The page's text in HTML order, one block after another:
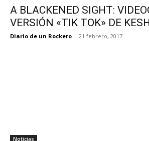
A BLACKENED SIGHT:
VERSIÓN «TIK TOK» DE
Diario de un Rockero - 21 febrero, 2017
Noticias